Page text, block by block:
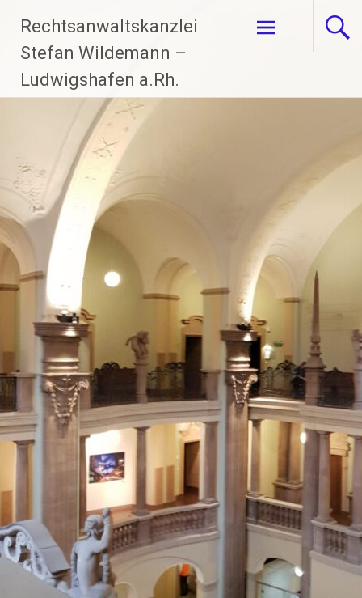
Inhalt
springen
Rechtsanwaltskanzlei
Stefan Wildemann –
Ludwigshafen a.Rh.